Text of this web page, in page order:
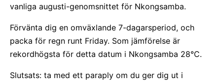
vanliga augusti-genomsnittet för Nkongsamba.
Förvänta dig en omväxlande 7-dagarsperiod, och
packa för regn runt Friday. Som jämförelse är
rekordhögsta för detta datum i Nkongsamba 28°C.
Slutsats: ta med ett paraply om du ger dig ut i